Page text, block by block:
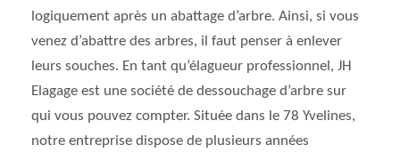
logiquement après un abattage d’arbre. Ainsi, si vous
venez d’abattre des arbres, il faut penser à enlever
leurs souches. En tant qu’élagueur professionnel, JH
Elagage est une société de dessouchage d’arbre sur
qui vous pouvez compter. Située dans le 78 Yvelines,
notre entreprise dispose de plusieurs années